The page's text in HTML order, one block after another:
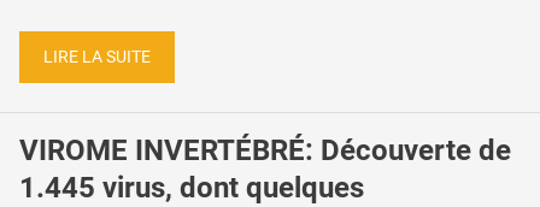
LIRE LA SUITE
VIROME INVERTÉBRÉ: Découverte de
1.445 virus, dont quelques